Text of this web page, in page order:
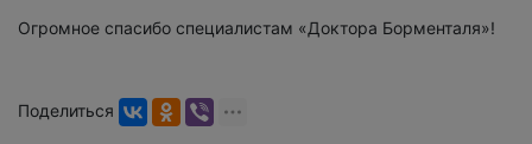
Огромное спасибо специалистам «Доктора Борменталя»!
Поделиться